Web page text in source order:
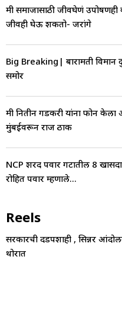
मी समाजासाठी जीवघेणं
जीवही घेऊ शकतो- जरांगे
Big Breaking| बारामती विमान
समोर
मी नितीन गडकरी यांना फोन केला
मुंबईवरून राज ठाक
NCP शरद पवार गटातील 8
रोहित पवार म्हणाले...
Reels
सरकारची दडपशाही , सिन्नर
थोरात